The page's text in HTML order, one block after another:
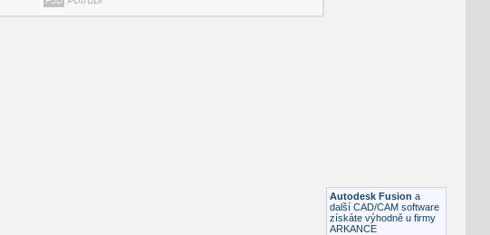
Autodesk Fusion a
další CAD/CAM software
získáte výhodně u firmy
ARKANCE